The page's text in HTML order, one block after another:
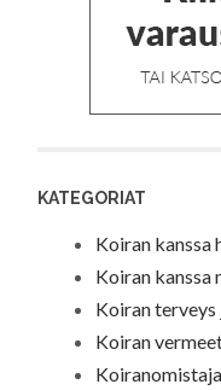
KATEGORIAT
Koiran kanssa
Koiran kanssa
Koiran
Koiran